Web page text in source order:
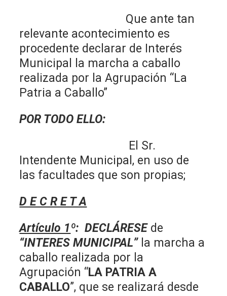
Que ante tan
relevante acontecimiento es
procedente declarar de Interés
Municipal la marcha a caballo
realizada por la Agrupación “La
Patria a Caballo”
POR TODO ELLO:
El Sr.
Intendente Municipal, en uso de
las facultades que son propias;
D E C R E T A
Artículo 1º: DECLÁRESEde
“INTERES MUNICIPAL”la marcha a
caballo realizada por la
Agrupación “LA PATRIA A
CABALLO”, que se realizará desde